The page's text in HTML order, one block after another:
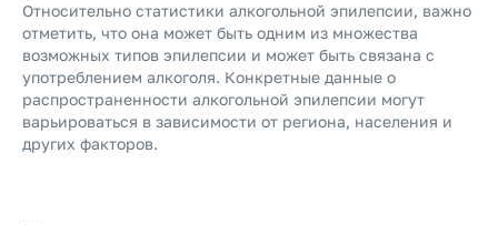
Относительно статистики алкогольной эпилепсии, важно
отметить, что она может быть одним из множества
возможных типов эпилепсии и может быть связана с
употреблением алкоголя. Конкретные данные о
распространенности алкогольной эпилепсии могут
варьироваться в зависимости от региона, населения и
других факторов.